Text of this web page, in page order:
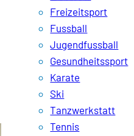
Freizeitsport
Fussball
Jugendfussball
Gesundheitssport
Karate
Ski
Tanzwerkstatt
Tennis